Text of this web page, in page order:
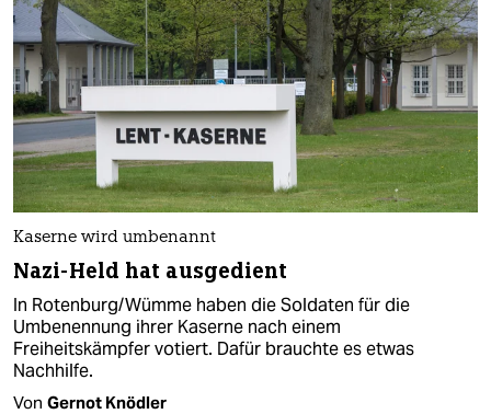
Kaserne wird umbenannt
Nazi-Held hat ausgedient
In Rotenburg/Wümme haben die Soldaten für die
Umbenennung ihrer Kaserne nach einem
Freiheitskämpfer votiert. Dafür brauchte es etwas
Nachhilfe.
Von Gernot Knödler